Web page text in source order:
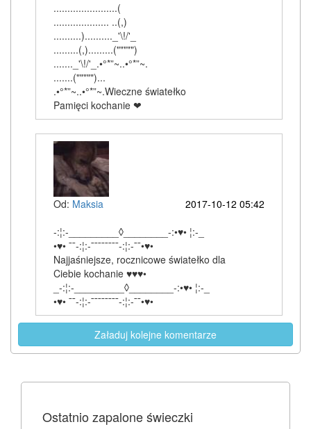
.......................(
.................... ..(,)
..........).........._'\!/'_
.........(,).........(""""")
......._'\!/'_.•°*”~..•°*”~.
.......(""""")...
.•°*”~..•°*”~.Wieczne światełko
Pamięci kochanie ❤
Od: Maksia
2017-10-12 05:42
-:¦:-_________◊________-:•♥• ¦:-_
•♥• ¯¯-:¦:-¯¯¯¯¯¯¯¯-:¦:-¯¯•♥•
Najjaśniejsze, rocznicowe światełko dla
Ciebie kochanie ♥♥♥•
_-:¦:-_________◊________-:•♥• ¦:-_
•♥• ¯¯-:¦:-¯¯¯¯¯¯¯¯-:¦:-¯¯•♥•
Załaduj kolejne komentarze
Ostatnio zapalone świeczki